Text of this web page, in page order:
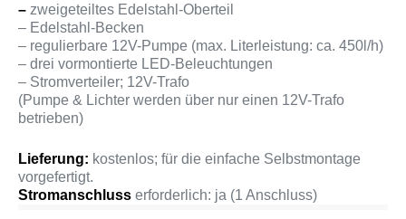
– zweigeteiltes Edelstahl-Oberteil
– Edelstahl-Becken
– regulierbare 12V-Pumpe (max. Literleistung: ca. 450l/h)
– drei vormontierte LED-Beleuchtungen
– Stromverteiler; 12V-Trafo
(Pumpe & Lichter werden über nur einen 12V-Trafo
betrieben)
Lieferung: kostenlos; für die einfache Selbstmontage
vorgefertigt.
Stromanschluss erforderlich: ja (1 Anschluss)